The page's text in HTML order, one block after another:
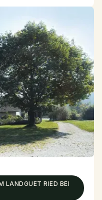
LANDGUET RIED BEI